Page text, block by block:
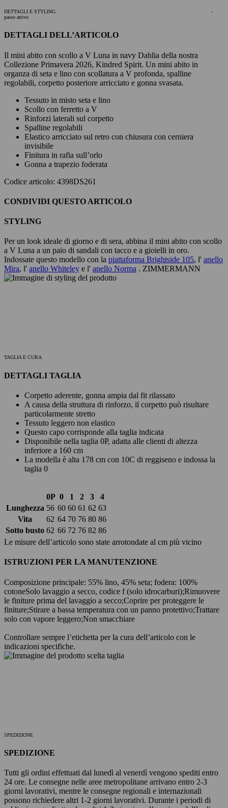
DETTAGLI E STYLING
-
passo attivo
DETTAGLI DELL’ARTICOLO
Il mini abito con scollo a V Luna in navy Dahlia della nostra
Collezione Primavera 2026, Kindred Spirit. Un mini abito in
organza di seta e lino con scollatura a V profonda, spalline
regolabili, corpetto posteriore arricciato e gonna svasata.
Tessuto in misto seta e lino
Scollo con ferretto a V
Rinforzi laterali sul corpetto
Spalline regolabili
Elastico arricciato sul retro con chiusura con cerniera
invisibile
Finitura in rafia sull’orlo
Gonna a trapezio foderata
Codice articolo: 4398DS261
CONDIVIDI QUESTO ARTICOLO
STYLING
Per un look ideale di giorno e di sera, abbina il mini abito con scollo
a V Luna a un paio di sandali con tacco e a gioielli in oro.
Indossate questo modello con la piattaforma Brightside 105, l' anello
Mira, l' anello Whiteley e l' anello Norma . ZIMMERMANN
TAGLIA E CURA
DETTAGLI TAGLIA
Corpetto aderente, gonna ampia dal fit rilassato
A causa della struttura di rinforzo, il corpetto può risultare
particolarmente stretto
Tessuto leggero non elastico
Questo capo corrisponde alla taglia indicata
Disponibile nella taglia 0P, adatta alle clienti di altezza
inferiore a 160 cm
La modella è alta 178 cm con 10C di reggiseno e indossa la
taglia 0
0P 0 1 2 3
4
Lunghezza 56 60 60 61 62 63
Vita
62 64 70 76 80 86
Sotto busto 62 66 72 76 82 86
Le misure dell’articolo sono state arrotondate al cm più vicino
ISTRUZIONI PER LA MANUTENZIONE
Composizione principale: 55% lino, 45% seta; fodera: 100%
cotoneSolo lavaggio a secco, codice f (solo idrocarburi);Rimuovere
le finiture prima del lavaggio a secco;Coprire per proteggere le
finiture;Stirare a bassa temperatura con un panno protettivo;Trattare
solo con vapore leggero;Non smacchiare
Controllare sempre l’etichetta per la cura dell’articolo con le
indicazioni specifiche.
SPEDIZIONE
SPEDIZIONE
Tutti gli ordini effettuati dal lunedì al venerdì vengono spediti entro
24 ore. Le consegne nelle aree metropolitane arrivano entro 2-3
giorni lavorativi, mentre le consegne regionali e internazionali
possono richiedere altri 1-2 giorni lavorativi. Durante i periodi di